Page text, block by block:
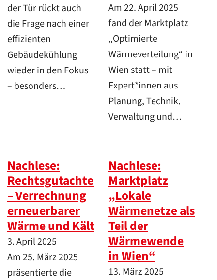
der Tür rückt auch
die Frage nach einer
effizienten
Gebäudekühlung
wieder in den Fokus
– besonders…
Am 22. April 2025
fand der Marktplatz
„Optimierte
Wärmeverteilung“ in
Wien statt – mit
Expert*innen aus
Planung, Technik,
Verwaltung und…
Nachlese:
Rechtsgutachten
– Verrechnung
erneuerbarer
Wärme und Kälte
3. April 2025
Am 25. März 2025
präsentierte die
Nachlese:
Marktplatz
„Lokale
Wärmenetze als
Teil der
Wärmewende
in Wien“
13. März 2025